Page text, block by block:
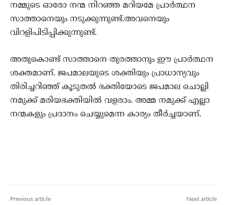
നമ്മുടെ ഓരോ നന്മ നിറഞ്ഞ മറിയമേ പ്രാര്‍ത്ഥന
സാത്താനെയും നടുക്കുന്നുണ്ട്.അവനെയും
വിറളിപിടിപ്പിക്കുന്നുണ്ട്.
അതുകൊണ്ട് സാത്താനെ തുരത്താനും ഈ പ്രാര്‍ത്ഥന
ശക്തമാണ്. ജപമാലയുടെ ശക്തിയും പ്രാധാന്യവും
തിരിച്ചറിഞ്ഞ് കൂടുതല്‍ ഭക്തിയോടെ ജപമാല ചൊല്ലി
നമുക്ക് മരിയഭക്തിയില്‍ വളരാം. അമ്മ നമുക്ക് എല്ലാ
നന്മകളും പ്രദാനം ചെയ്യുമെന്ന കാര്യം തീര്‍ച്ചയാണ്.
Previous article Next article